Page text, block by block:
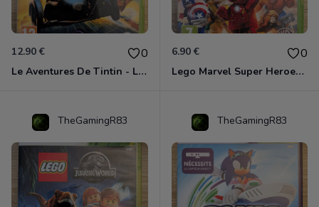
12.90 € 0
Le Aventures De Tintin - Le Secret De La Licorne Xbox 360
6.90 € 0
Lego Marvel Super Heroes Xbox 360
TheGamingR83 TheGamingR83